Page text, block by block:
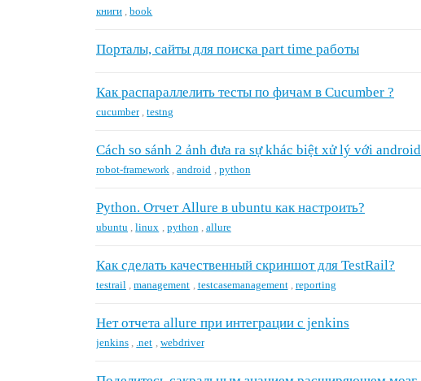
книги ,book
Порталы, сайты для поиска part time работы
Как распараллелить тесты по фичам в Cucumber ?
cucumber ,testng
Cách so sánh 2 ảnh đưa ra sự khác biệt xử lý với android
robot-framework ,android , python
Python. Отчет Allure в ubuntu как настроить?
ubuntu ,linux , python , allure
Как сделать качественный скриншот для TestRail?
testrail ,management , testcasemanagement , reporting
Нет отчета allure при интеграции с jenkins
jenkins , .net , webdriver